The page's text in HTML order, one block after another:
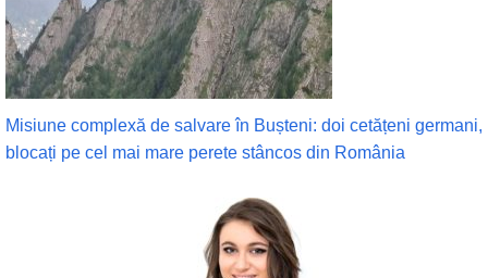
Misiune complexă de salvare în Bușteni: doi cetățeni germani,
blocați pe cel mai mare perete stâncos din România